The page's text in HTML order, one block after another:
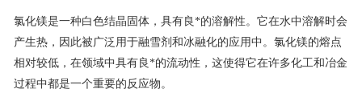
氯化镁是一种白色结晶固体，具有良*的溶解性。它在水中溶解时会
产生热，因此被广泛用于融雪剂和冰融化的应用中。氯化镁的熔点
相对较低，在领域中具有良*的流动性，这使得它在许多化工和冶金
过程中都是一个重要的反应物。